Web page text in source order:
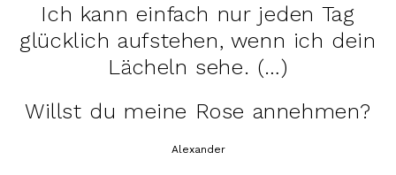
Ich kann einfach nur jeden Tag
glücklich aufstehen, wenn ich dein
Lächeln sehe. (…)
Willst du meine Rose annehmen?
Alexander